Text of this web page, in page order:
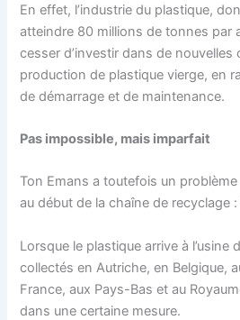
En effet, l’industrie du plastique,
atteindre 80 millions de tonnes par
cesser d’investir dans de nouvelles
production de plastique vierge, en
de démarrage et de maintenance.
Pas impossible, mais imparfait
Ton Emans a toutefois un
au début de la chaîne de recyclage :
Lorsque le plastique arrive à l’usine
collectés en Autriche, en Belgique,
France, aux Pays-Bas et au
dans une certaine mesure.